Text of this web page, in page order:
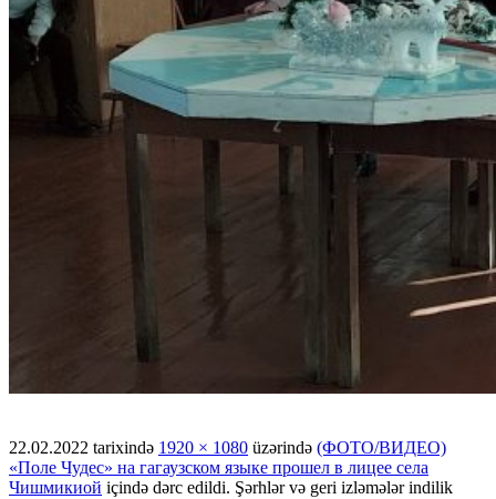
22.02.2022 tarixində 1920 × 1080 üzərində (ФОТО/ВИДЕО)
«Поле Чудес» на гагаузском языке прошел в лицее села
Чишмикиой içində dərc edildi. Şərhlər və geri izləmələr indilik